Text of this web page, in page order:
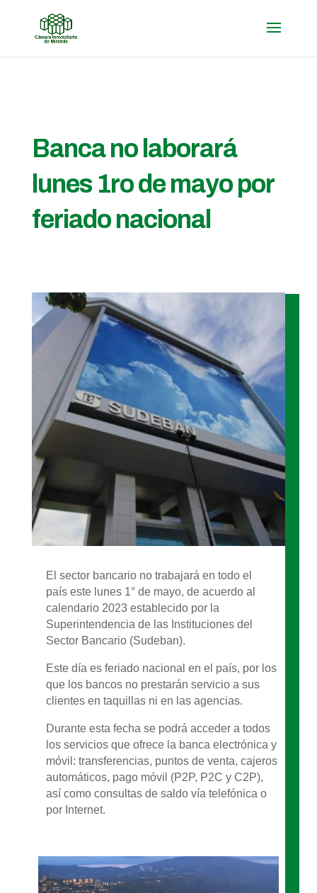
Banca no laborará
lunes 1ro de mayo por
feriado nacional
El sector bancario no trabajará en todo el
país este lunes 1° de mayo, de acuerdo al
calendario 2023 establecido por la
Superintendencia de las Instituciones del
Sector Bancario (Sudeban).
Este día es feriado nacional en el país, por los
que los bancos no prestarán servicio a sus
clientes en taquillas ni en las agencias.
Durante esta fecha se podrá acceder a todos
los servicios que ofrece la banca electrónica y
móvil: transferencias, puntos de venta, cajeros
automáticos, pago móvil (P2P, P2C y C2P),
así como consultas de saldo vía telefónica o
por Internet.